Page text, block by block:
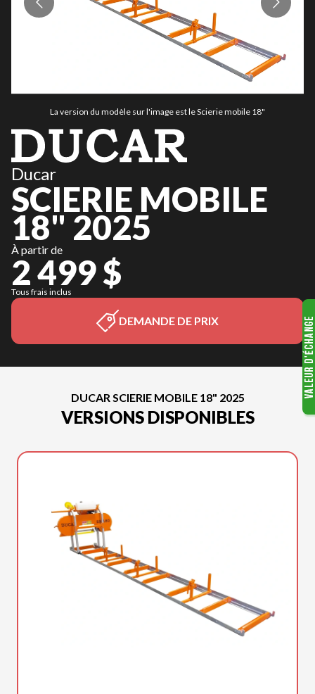
La version du modèle sur l'image est le Scierie mobile 18"
Ducar
SCIERIE MOBILE
18" 2025
À partir de
2 499 $
Tous frais inclus
DEMANDE DE PRIX
DUCAR SCIERIE MOBILE 18" 2025
VERSIONS DISPONIBLES